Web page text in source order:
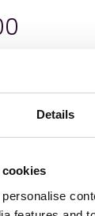
Details